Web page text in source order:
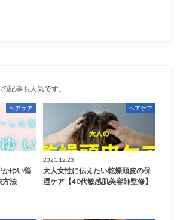
記事も人気です。
ヘアケア
かゆい悩
方法
ヘアケア
2021.12.23
大人女性に伝えたい乾燥頭皮の保
湿ケア【40代敏感肌美容師監修】